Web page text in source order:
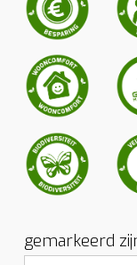
gemarkeerd